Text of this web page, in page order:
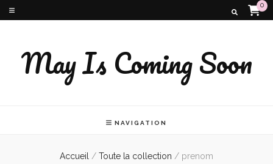
0
May Is Coming Soon
NAVIGATION
Accueil / Toute la collection / prenom